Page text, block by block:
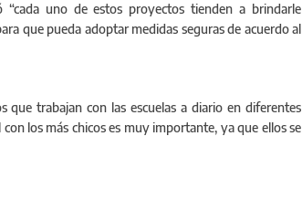
uno de estos proyectos tienden a brindarle
que pueda adoptar medidas seguras de acuerdo al
que trabajan con las escuelas a diario en diferentes
los más chicos es muy importante, ya que ellos se